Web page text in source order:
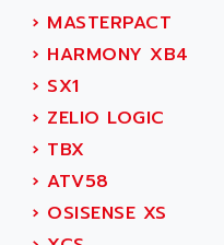
GP2000 Series
TSX17
VECTOR DRIVE
SM SERIE
SIMATIC S7-200
ARBURG
ARC MACHINES
ARCEL
ARCOL
ARCOLECTRIC
› MASTERPACT
› HARMONY XB4
› SX1
› ZELIO LOGIC
› TBX
› ATV58
› OSISENSE XS